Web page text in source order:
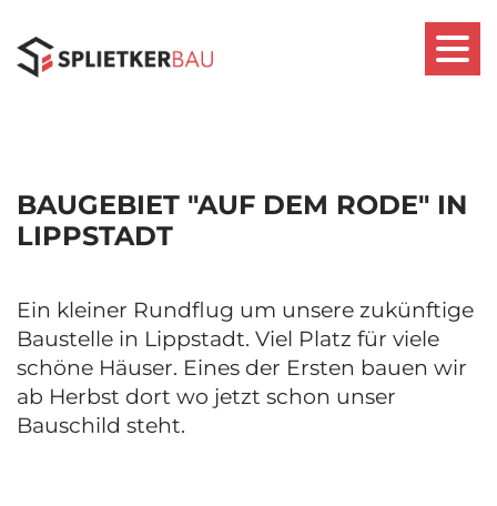
BAUGEBIET "AUF DEM RODE" IN
LIPPSTADT
Ein kleiner Rundflug um unsere zukünftige
Baustelle in Lippstadt. Viel Platz für viele
schöne Häuser. Eines der Ersten bauen wir
ab Herbst dort wo jetzt schon unser
Bauschild steht.